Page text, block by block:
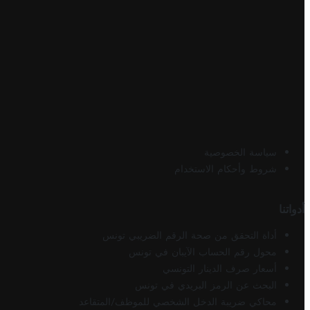
سياسة الخصوصية
شروط وأحكام الاستخدام
أدواتنا
أداة التحقق من صحة الرقم الضريبي تونس
محول رقم الحساب الآيبان في تونس
أسعار صرف الدينار التونسي
البحث عن الرمز البريدي في تونس
محاكي ضريبة الدخل الشخصي للموظف/المتقاعد